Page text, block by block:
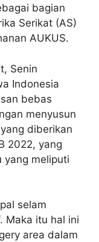
bagian
Serikat (AS)
AUKUS.
Senin
Indonesia
bebas
menyusun
diberikan
2022, yang
yang meliputi
selam
Maka itu hal ini
area dalam